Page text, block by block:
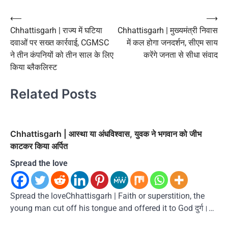
Post
navigation
⟵
Chhattisgarh | राज्य में घटिया
दवाओं पर सख्त कार्रवाई, CGMSC
ने तीन कंपनियों को तीन साल के लिए
किया ब्लैकलिस्ट
Chhattisgarh | मुख्यमंत्री निवास
में कल होगा जनदर्शन, सीएम साय
करेंगे जनता से सीधा संवाद
⟶
Related Posts
Chhattisgarh | आस्था या अंधविश्वास, युवक ने भगवान को जीभ
काटकर किया अर्पित
Spread the love
Spread the loveChhattisgarh | Faith or superstition, the
young man cut off his tongue and offered it to God दुर्ग।…